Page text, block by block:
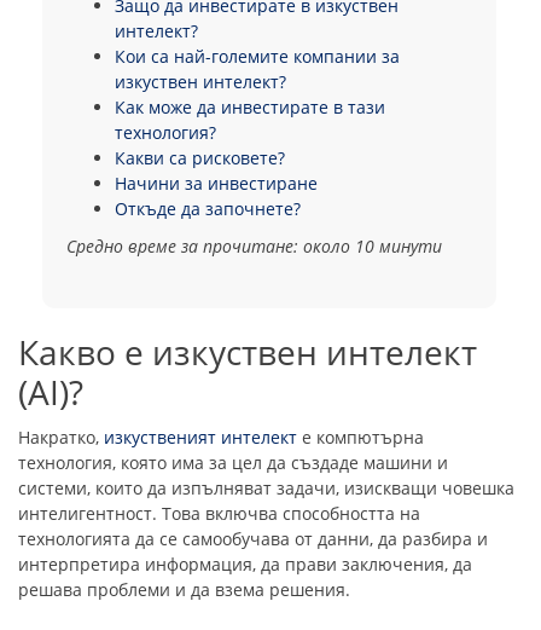
Защо да инвестирате в изкуствен
интелект?
Кои са най-големите компании за
изкуствен интелект?
Как може да инвестирате в тази
технология?
Какви са рисковете?
Начини за инвестиране
Откъде да започнете?
Средно време за прочитане: около 10 минути
Какво е изкуствен интелект
(AI)?
Накратко, изкуственият интелект e компютърна
технология, която има за цел да създаде машини и
системи, които да изпълняват задачи, изискващи човешка
интелигентност. Това включва способността на
технологията да се самообучава от данни, да разбира и
интерпретира информация, да прави заключения, да
решава проблеми и да взема решения.